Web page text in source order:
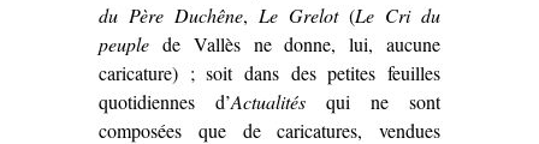
du Père Duchêne, Le Grelot(Le Cri du
peuple de Vallès ne donne, lui, aucune
caricature) ; soit dans des petites feuilles
quotidiennes d’Actualités qui ne sont
composées que de caricatures, vendues